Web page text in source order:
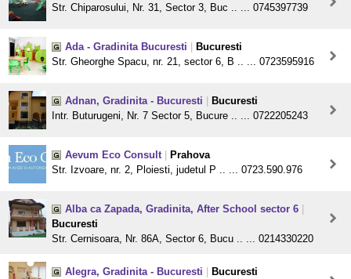
Str. Chiparosului, Nr. 31, Sector 3, Buc .. ... 0745397739
Ada - Gradinita Bucuresti
Bucuresti
Str. Gheorghe Spacu, nr. 21, sector 6, B .. ... 0723595916
Adnan, Gradinita - Bucuresti
Bucuresti
Intr. Buturugeni, Nr. 7 Sector 5, Bucure .. ... 0722205243
Aevum Eco Consult
Prahova
Str. Izvoare, nr. 2, Ploiesti, judetul P .. ... 0723.590.976
Alba ca Zapada, Gradinita, After School sector 6
Bucuresti
Str. Cernisoara, Nr. 86A, Sector 6, Bucu .. ... 0214330220
Alegra, Gradinita - Bucuresti
Bucuresti